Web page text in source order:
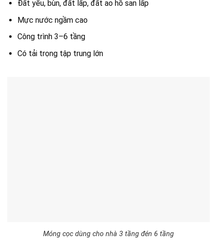
Đất yếu, bùn, đất lấp, đất ao hồ san lấp
Mực nước ngầm cao
Công trình 3–6 tầng
Có tải trọng tập trung lớn
Móng cọc dùng cho nhà 3 tầng đén 6 tầng